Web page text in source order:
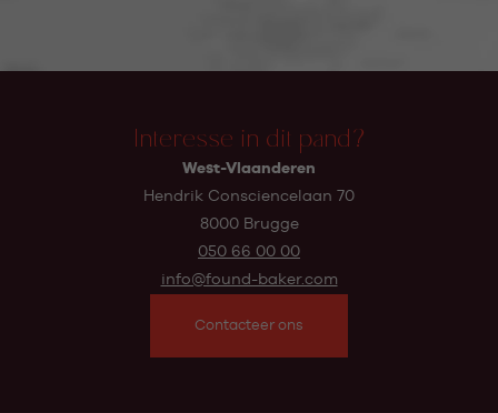
Interesse in dit pand?
West-Vlaanderen
Hendrik Consciencelaan 70
8000 Brugge
050 66 00 00
info@found-baker.com
Contacteer ons